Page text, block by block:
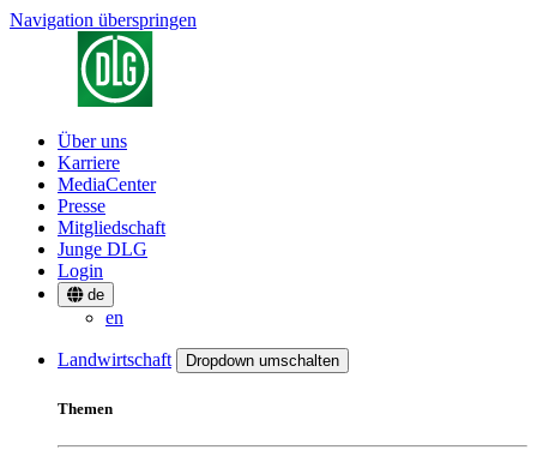
Navigation überspringen
Über uns
Karriere
MediaCenter
Presse
Mitgliedschaft
Junge DLG
Login
de
en
Landwirtschaft Dropdown umschalten
Themen